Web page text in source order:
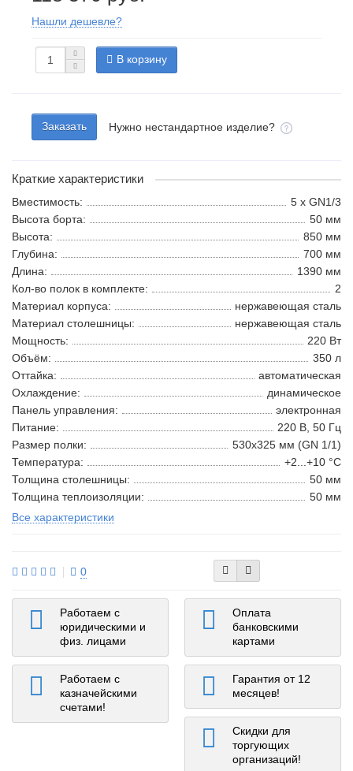
Нашли дешевле?
В корзину
Заказать Нужно нестандартное изделие?
Краткие характеристики
Вместимость:
5 x GN1/3
Высота борта:
50 мм
Высота:
850 мм
Глубина:
700 мм
Длина:
1390 мм
Кол-во полок в комплекте:
2
Материал корпуса:
нержавеющая сталь
Материал столешницы:
нержавеющая сталь
Мощность:
220 Вт
Объём:
350 л
Оттайка:
автоматическая
Охлаждение:
динамическое
Панель управления:
электронная
Питание:
220 В, 50 Гц
Размер полки:
530х325 мм (GN 1/1)
Температура:
+2...+10 °С
Толщина столешницы:
50 мм
Толщина теплоизоляции:
50 мм
Все характеристики
0
Работаем с
юридическими и
физ. лицами
Оплата
банковскими
картами
Работаем с
казначейскими
счетами!
Гарантия от 12
месяцев!
Скидки для
торгующих
организаций!